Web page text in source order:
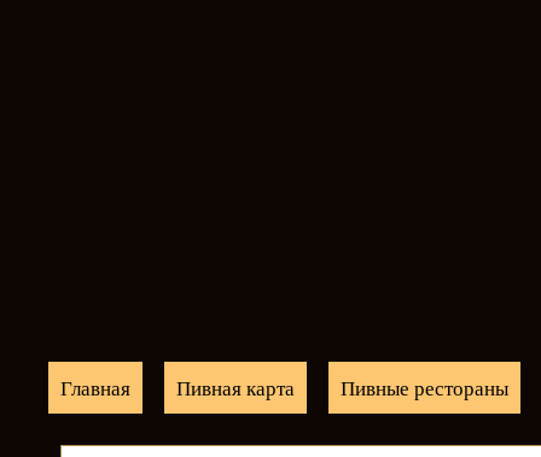
Главная Пивная карта Пивные рестораны